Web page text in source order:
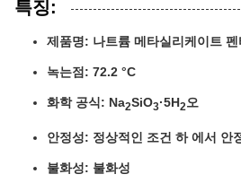
특징:
제품명: 나트륨 메타실리케이트
녹는점: 72.2 °C
화학 공식: Na2SiO3·5H2 오
안정성: 정상적인 조건 하 에서 안
불화성: 불화성